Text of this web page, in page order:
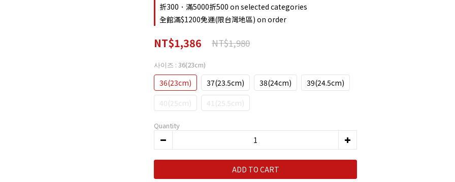
折300．滿5000折500 on selected categories
全館滿$1200免運(限台灣地區) on order
NT$1,386 NT$1,980
사이즈 : 36(23cm)
36(23cm) 37(23.5cm) 38(24cm)
39(24.5cm)
40(25cm)
41(25.5cm)
Quantity
ADD TO CART